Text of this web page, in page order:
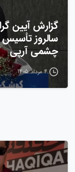
گزارش آیین
سالروز
چشمی آرپی
۴ مرداد ۱۴۰۵